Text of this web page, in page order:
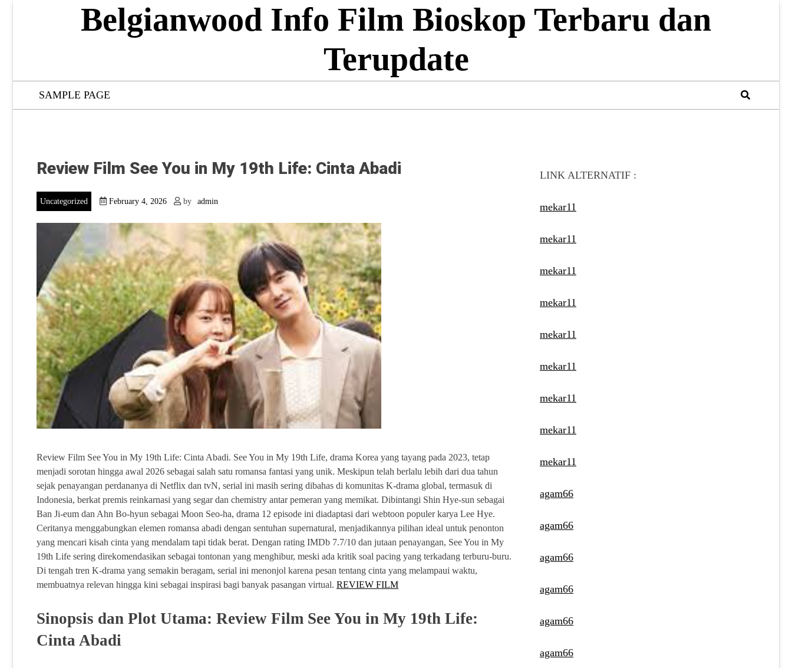
Belgianwood Info Film Bioskop Terbaru dan
Terupdate
SAMPLE PAGE
Review Film See You in My 19th Life: Cinta Abadi
Uncategorized February 4, 2026 by admin
Review Film See You in My 19th Life: Cinta Abadi. See You in My 19th Life, drama Korea yang tayang pada 2023, tetap
menjadi sorotan hingga awal 2026 sebagai salah satu romansa fantasi yang unik. Meskipun telah berlalu lebih dari dua tahun
sejak penayangan perdananya di Netflix dan tvN, serial ini masih sering dibahas di komunitas K-drama global, termasuk di
Indonesia, berkat premis reinkarnasi yang segar dan chemistry antar pemeran yang memikat. Dibintangi Shin Hye-sun sebagai
Ban Ji-eum dan Ahn Bo-hyun sebagai Moon Seo-ha, drama 12 episode ini diadaptasi dari webtoon populer karya Lee Hye.
Ceritanya menggabungkan elemen romansa abadi dengan sentuhan supernatural, menjadikannya pilihan ideal untuk penonton
yang mencari kisah cinta yang mendalam tapi tidak berat. Dengan rating IMDb 7.7/10 dan jutaan penayangan, See You in My
19th Life sering direkomendasikan sebagai tontonan yang menghibur, meski ada kritik soal pacing yang terkadang terburu-buru.
Di tengah tren K-drama yang semakin beragam, serial ini menonjol karena pesan tentang cinta yang melampaui waktu,
membuatnya relevan hingga kini sebagai inspirasi bagi banyak pasangan virtual. REVIEW FILM
Sinopsis dan Plot Utama: Review Film See You in My 19th Life:
Cinta Abadi
LINK ALTERNATIF :
mekar11
mekar11
mekar11
mekar11
mekar11
mekar11
mekar11
mekar11
mekar11
agam66
agam66
agam66
agam66
agam66
agam66